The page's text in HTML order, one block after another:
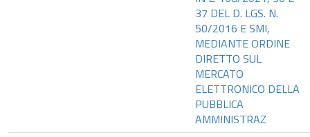
37 DEL D. LGS. N.
50/2016 E SMI,
MEDIANTE ORDINE
DIRETTO SUL
MERCATO
ELETTRONICO DELLA
PUBBLICA
AMMINISTRAZ